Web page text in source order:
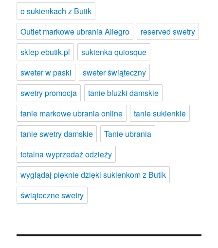
o sukienkach z Butik
Outlet markowe ubrania Allegro
reserved swetry
sklep ebutik.pl
sukienka quiosque
sweter w paski
sweter świąteczny
swetry promocja
tanie bluzki damskie
tanie markowe ubrania online
tanie sukienkie
tanie swetry damskie
Tanie ubrania
totalna wyprzedaż odzieży
wyglądaj pięknie dzięki sukienkom z Butik
świąteczne swetry